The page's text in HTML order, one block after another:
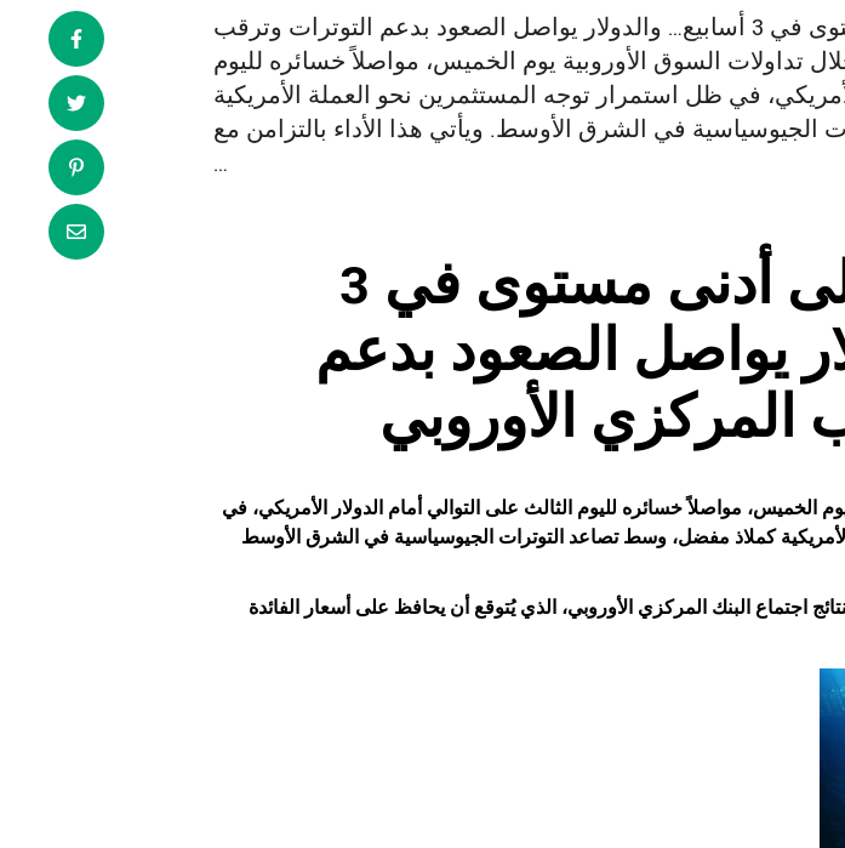
اليورو يتراجع إلى أدنى مستوى في 3 أسابيع… والدولار يواصل الصعود بدعم التوترات وترقب
تداولات السوق الأوروبية يوم الخميس، مواصلاً خسائره لليوم
في ظل استمرار توجه المستثمرين نحو العملة الأمريكية
في الشرق الأوسط. ويأتي هذا الأداء بالتزامن مع
…
اليورو يتراجع إلى أدنى مستوى في 3
يواصل الصعود بدعم
المركزي الأوروبي
الخميس، مواصلاً خسائره لليوم الثالث على التوالي أمام الدولارالأمريكي، في
اجتماع البنك المركزي الأوروبي، الذي يُتوقع أن يحافظ على أسعار الفائدة